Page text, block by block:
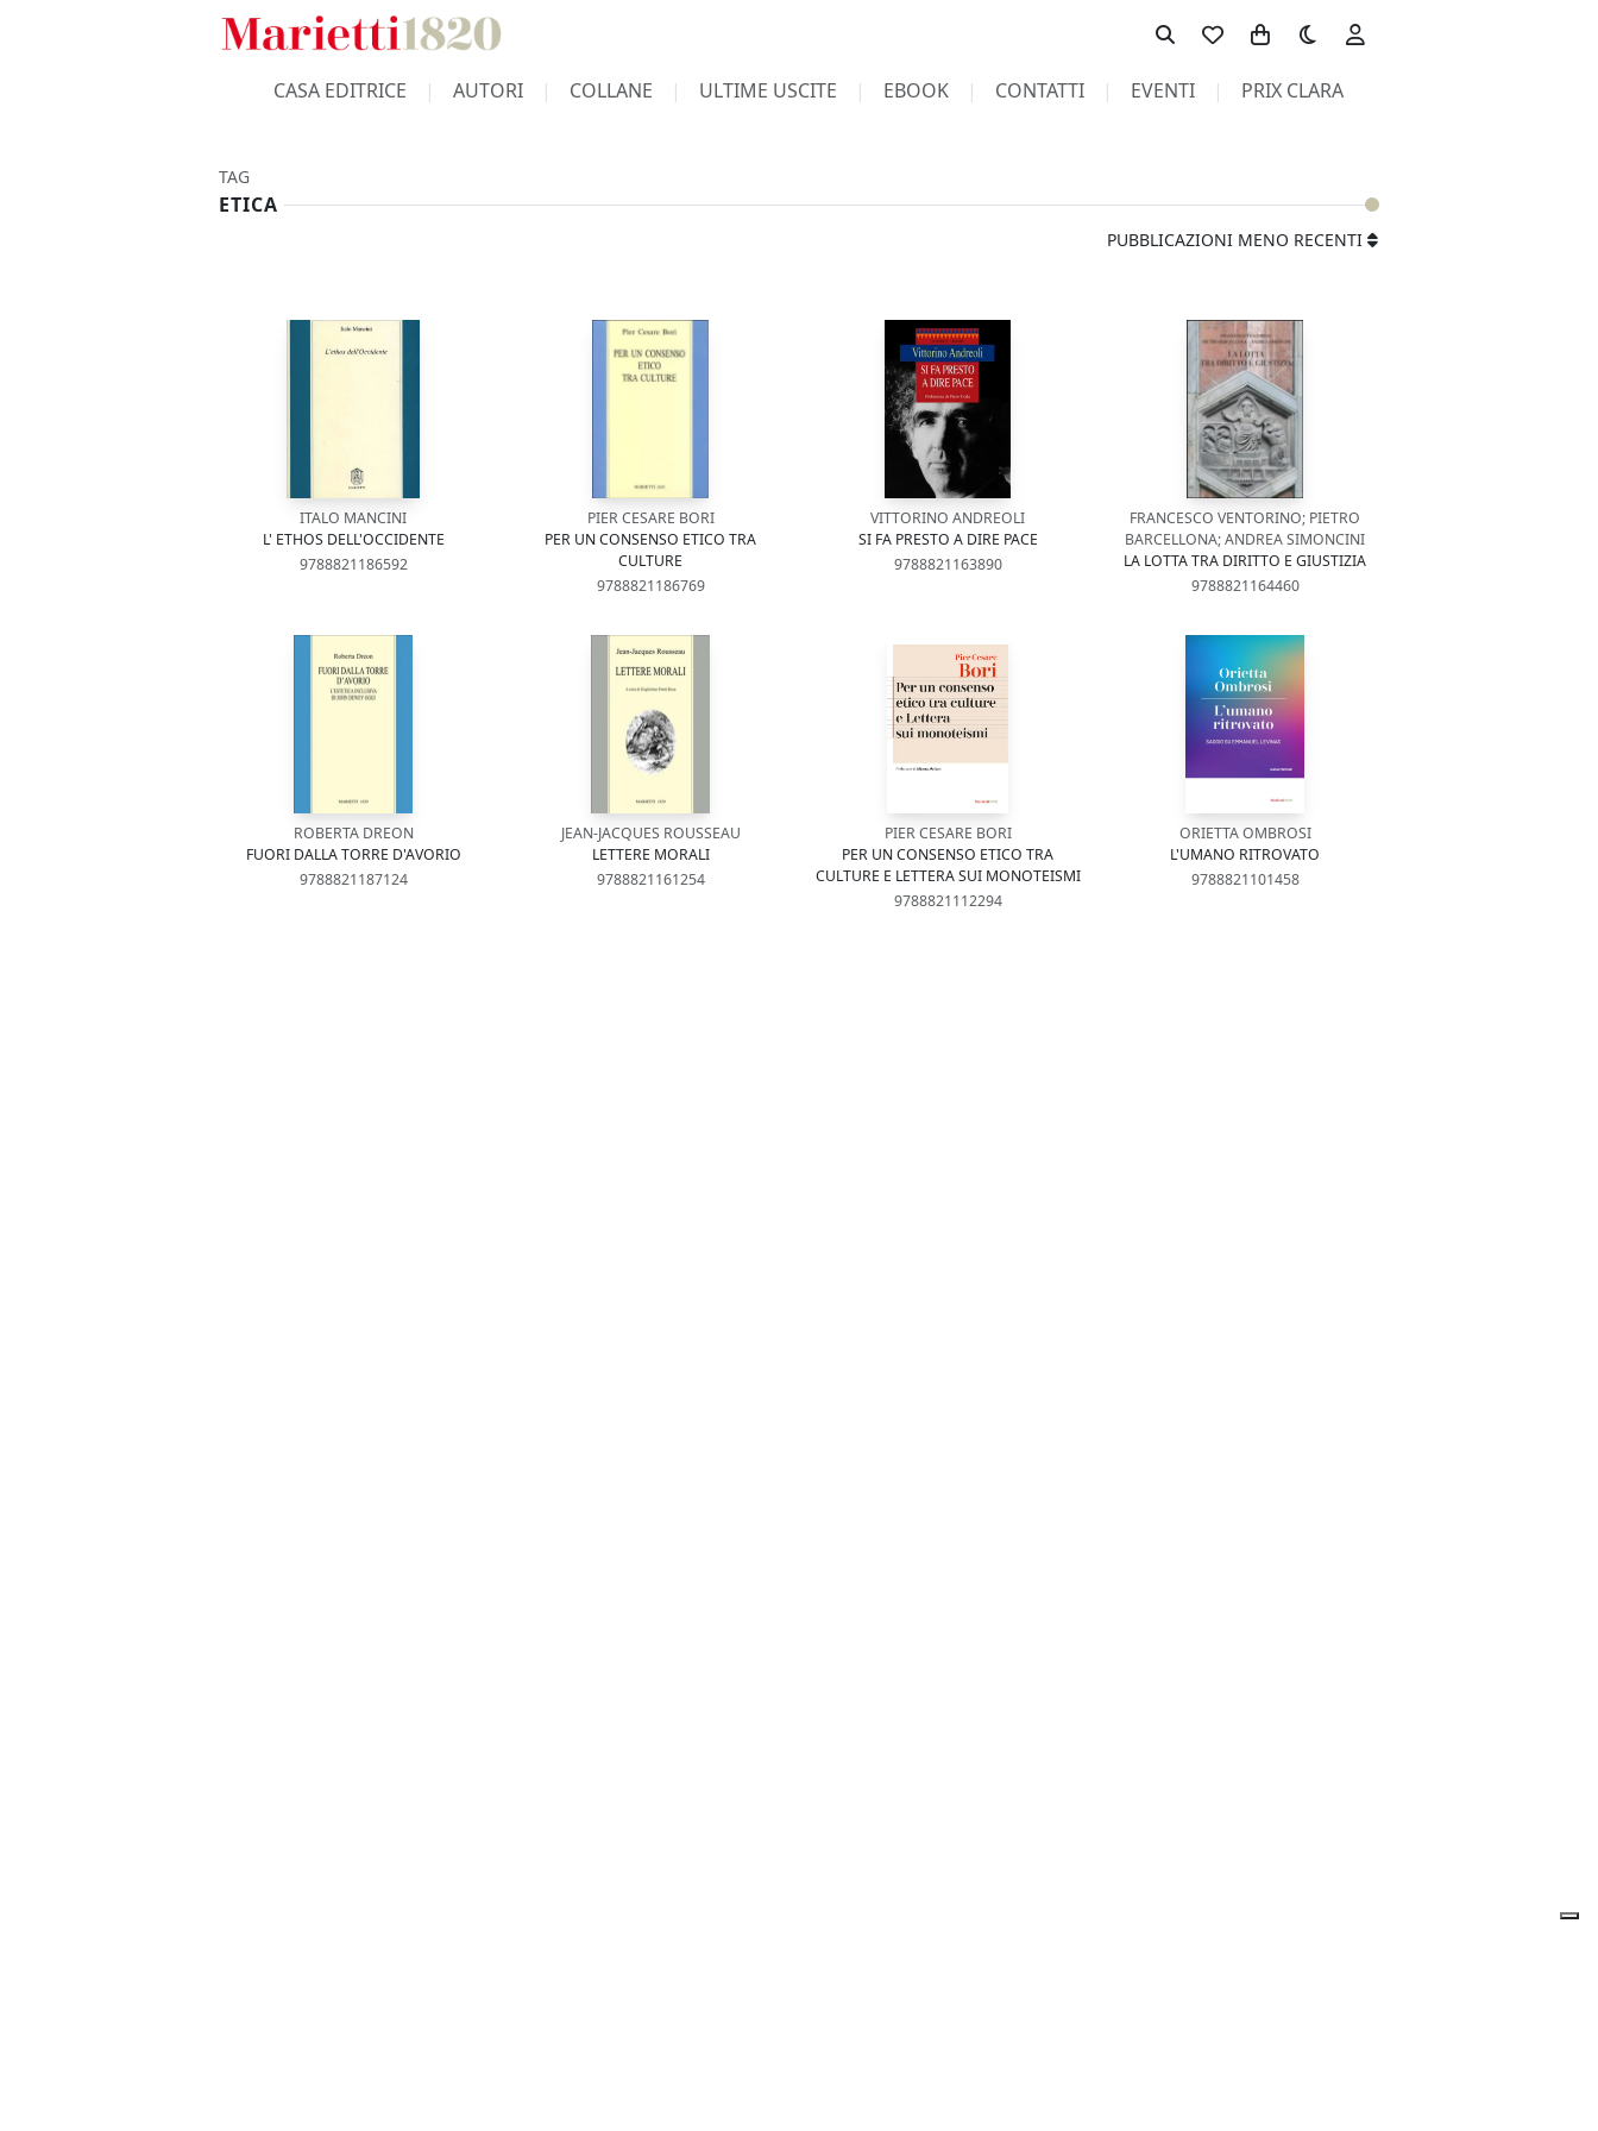
Toggle theme
CASA EDITRICE AUTORI COLLANE ULTIME USCITE EBOOK CONTATTI EVENTI PRIX CLARA
TAG
ETICA
PUBBLICAZIONI MENO RECENTI
ITALO MANCINI
L' ETHOS DELL'OCCIDENTE
9788821186592
PIER CESARE BORI
PER UN CONSENSO ETICO TRA
CULTURE
9788821186769
VITTORINO ANDREOLI
SI FA PRESTO A DIRE PACE
9788821163890
FRANCESCO VENTORINO; PIETRO
BARCELLONA; ANDREA SIMONCINI
LA LOTTA TRA DIRITTO E GIUSTIZIA
9788821164460
ROBERTA DREON
FUORI DALLA TORRE D'AVORIO
9788821187124
JEAN-JACQUES ROUSSEAU
LETTERE MORALI
9788821161254
PIER CESARE BORI
PER UN CONSENSO ETICO TRA
CULTURE E LETTERA SUI MONOTEISMI
9788821112294
ORIETTA OMBROSI
L'UMANO RITROVATO
9788821101458